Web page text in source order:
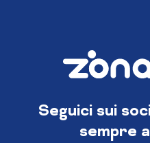
Seguici sui
sempre